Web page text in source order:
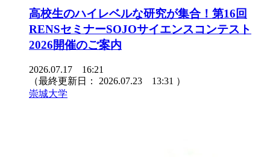
高校生のハイレベルな研究が集合！第16回
RENSセミナーSOJOサイエンスコンテスト
2026開催のご案内
2026.07.17 16:21
（最終更新日： 2026.07.23 13:31 ）
崇城大学